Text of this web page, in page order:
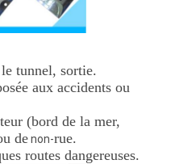
tunnel, sortie.
aux accidents ou
(bord de la mer,
denon-rue.
routes dangereuses.